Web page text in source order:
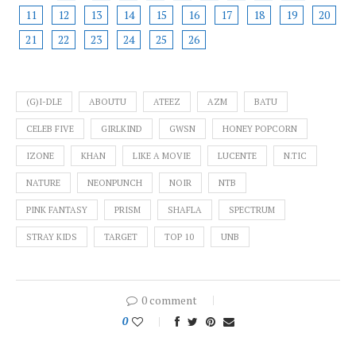
11
12 13 14 15 16 17 18 19
20
21
22 23 24 25 26
(G)I-DLE ABOUTU ATEEZ AZM BATU
CELEB FIVE GIRLKIND GWSN HONEY POPCORN
IZONE KHAN LIKE A MOVIE LUCENTE N.TIC
NATURE NEONPUNCH NOIR NTB
PINK FANTASY PRISM SHAFLA SPECTRUM
STRAY KIDS TARGET TOP 10 UNB
0 comment
0